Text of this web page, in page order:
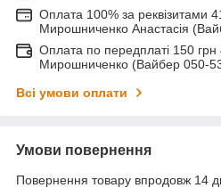
Оплата 100% за реквізитами
Мирошниченко Анастасія
Оплата по передплаті 150
Мирошниченко (Вайбер 050-
Всі умови оплати
Умови повернення
Повернення товару впродовж 14